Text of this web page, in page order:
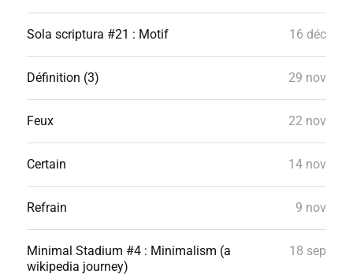
Sola scriptura #21 : Motif 16 déc
Définition (3) 29 nov
Feux 22 nov
Certain 14 nov
Refrain 9 nov
Minimal Stadium #4 : Minimalism (a
wikipedia journey)
18 sep